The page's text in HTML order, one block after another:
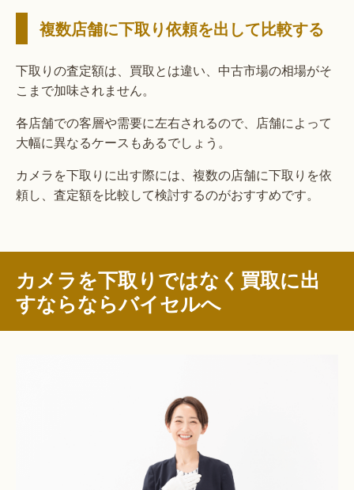
複数店舗に下取り依頼を出して比較する
下取りの査定額は、買取とは違い、中古市場の相場がそ
こまで加味されません。
各店舗での客層や需要に左右されるので、店舗によって
大幅に異なるケースもあるでしょう。
カメラを下取りに出す際には、複数の店舗に下取りを依
頼し、査定額を比較して検討するのがおすすめです。
カメラを下取りではなく買取に出
すならならバイセルへ